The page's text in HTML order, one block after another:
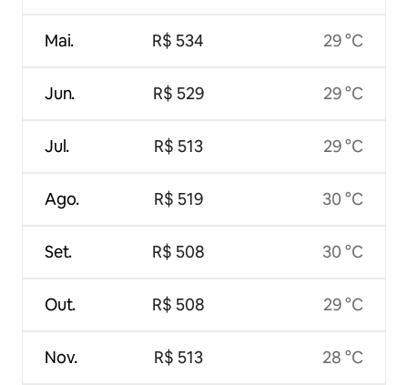
Mai.
Jun.
Jul.
Ago.
Set.
Out.
Nov.
R$ 534
R$ 529
R$ 513
R$ 519
R$ 508
R$ 508
R$ 513
29 °C
29 °C
29 °C
30 °C
30 °C
29 °C
28 °C